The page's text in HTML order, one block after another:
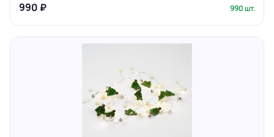
990 ₽ 990 шт.